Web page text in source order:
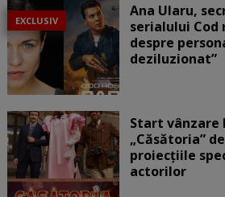
EXCLUSIV
Ana Ularu,
serialului Cod
despre
deziluzionat”
Start
„Căsătoria”
proiecțiile
actorilor